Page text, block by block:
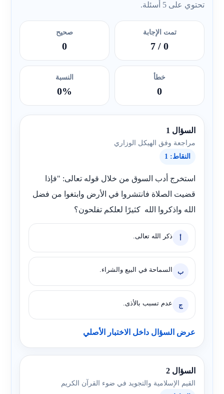
تحتوي على 5 أسئلة.
تمت الإجابة
0
/ 7
صحيح
0
خطأ
0
النسبة
0%
السؤال 1
مراجعة وفق الهيكل الوزاري
النقاط: 1
استخرج أدب السوق من خلال قوله تعالى: "فإذا
قضيت الصلاة فانتشروا في الأرض وابتغوا من فضل
الله واذكروا الله كثيرًا لعلكم تفلحون؟
أ ذكر الله تعالى.
ب السماحة في البيع والشراء.
ج عدم تسبب بالأذى.
عرض السؤال داخل الاختبار الأصلي
السؤال 2
القيم الإسلامية والتجويد في ضوء القرآن الكريم